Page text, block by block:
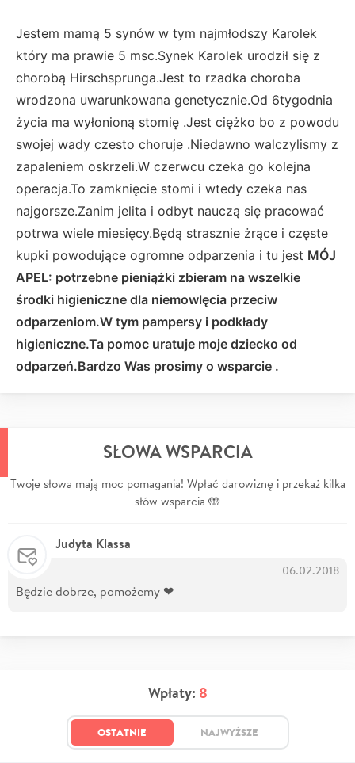
Jestem mamą 5 synów w tym najmłodszy Karolek
który ma prawie 5 msc.Synek Karolek urodził się z
chorobą Hirschsprunga.Jest to rzadka choroba
wrodzona uwarunkowana genetycznie.Od 6tygodnia
życia ma wyłonioną stomię .Jest ciężko bo z powodu
swojej wady czesto choruje .Niedawno walczylismy z
zapaleniem oskrzeli.W czerwcu czeka go kolejna
operacja.To zamknięcie stomi i wtedy czeka nas
najgorsze.Zanim jelita i odbyt nauczą się pracować
potrwa wiele miesięcy.Będą strasznie żrące i częste
kupki powodujące ogromne odparzenia i tu jest MÓJ
APEL: potrzebne pieniążki zbieram na wszelkie
środki higieniczne dla niemowlęcia przeciw
odparzeniom.W tym pampersy i podkłady
higieniczne.Ta pomoc uratuje moje dziecko od
odparzeń.Bardzo Was prosimy o wsparcie .
SŁOWA WSPARCIA
Twoje słowa mają moc pomagania! Wpłać darowiznę i przekaż kilka
słów wsparcia 🤲
Judyta Klassa
06.02.2018
Będzie dobrze, pomożemy ❤
Wpłaty: 8
OSTATNIE NAJWYŻSZE